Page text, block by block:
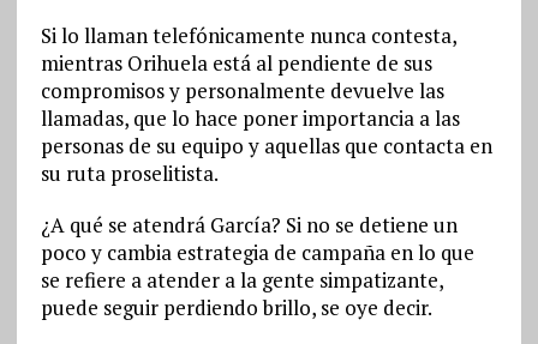
Si lo llaman telefónicamente nunca contesta,
mientras Orihuela está al pendiente de sus
compromisos y personalmente devuelve las
llamadas, que lo hace poner importancia a las
personas de su equipo y aquellas que contacta en
su ruta proselitista.
¿A qué se atendrá García? Si no se detiene un
poco y cambia estrategia de campaña en lo que
se refiere a atender a la gente simpatizante,
puede seguir perdiendo brillo, se oye decir.